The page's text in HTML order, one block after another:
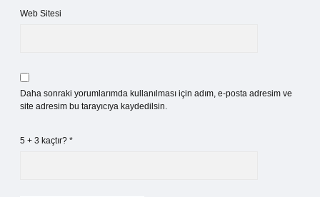
Web Sitesi
Daha sonraki yorumlarımda kullanılması için adım, e-posta adresim ve
site adresim bu tarayıcıya kaydedilsin.
5 + 3 kaçtır? *